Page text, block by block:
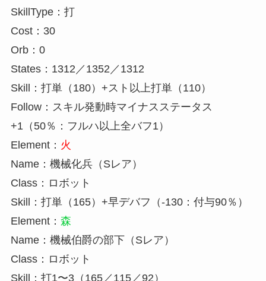
SkillType：打
Cost：30
Orb：0
States：1312／1352／1312
Skill：打単（180）+スト以上打単（110）
Follow：スキル発動時マイナスステータス
+1（50％：フルハ以上全バフ1）
Element： 火
Name：機械化兵（Sレア）
Class：ロボット
Skill：打単（165）+早デバフ（-130：付与90％）
Element： 森
Name：機械伯爵の部下（Sレア）
Class：ロボット
Skill：打1〜3（165／115／92）